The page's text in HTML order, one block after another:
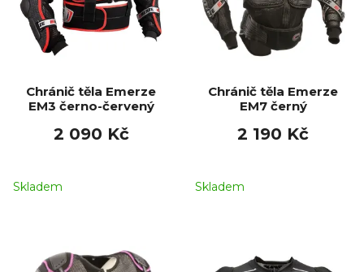
Chránič těla Emerze
EM3 černo-červený
2 090 Kč
Skladem
Chránič těla Emerze
EM7 černý
2 190 Kč
Skladem